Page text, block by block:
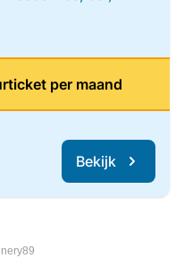
per maand
Bekijk